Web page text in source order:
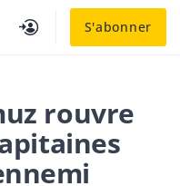
S'abonner
rouvre